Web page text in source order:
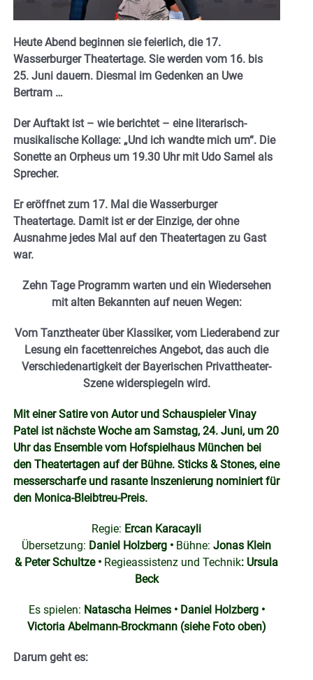
Heute Abend beginnen sie feierlich, die 17.
Wasserburger Theatertage. Sie werden vom 16. bis
25. Juni dauern. Diesmal im Gedenken an Uwe
Bertram …
Der Auftakt ist – wie berichtet – eine literarisch-
musikalische Kollage: „Und ich wandte mich um“. Die
Sonette an Orpheus um 19.30 Uhr mit Udo Samel als
Sprecher.
Er eröffnet zum 17. Mal die Wasserburger
Theatertage. Damit ist er der Einzige, der ohne
Ausnahme jedes Mal auf den Theatertagen zu Gast
war.
Zehn Tage Programm warten und ein Wiedersehen
mit alten Bekannten auf neuen Wegen:
Vom Tanztheater über Klassiker, vom Liederabend zur
Lesung ein facettenreiches Angebot, das auch die
Verschiedenartigkeit der Bayerischen Privattheater-
Szene widerspiegeln wird.
Mit einer Satire von Autor und Schauspieler Vinay
Patel ist nächste Woche am Samstag, 24. Juni, um 20
Uhr das Ensemble vom Hofspielhaus München bei
den Theatertagen auf der Bühne. Sticks & Stones, eine
messerscharfe und rasante Inszenierung nominiert für
den Monica-Bleibtreu-Preis.
Regie: Ercan Karacayli
Übersetzung: Daniel Holzberg • Bühne: Jonas Klein
& Peter Schultze • Regieassistenz und Technik: Ursula
Beck
Es spielen: Natascha Heimes • Daniel Holzberg •
Victoria Abelmann-Brockmann (siehe Foto oben)
Darum geht es: